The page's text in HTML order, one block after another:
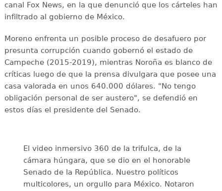
canal Fox News, en la que denunció que los cárteles han
infiltrado al gobierno de México.
Moreno enfrenta un posible proceso de desafuero por
presunta corrupción cuando gobernó el estado de
Campeche (2015-2019), mientras Noroña es blanco de
críticas luego de que la prensa divulgara que posee una
casa valorada en unos 640.000 dólares. "No tengo
obligación personal de ser austero", se defendió en
estos días el presidente del Senado.
El video inmersivo 360 de la trifulca, de la
cámara húngara, que se dio en el honorable
Senado de la República. Nuestro políticos
multicolores, un orgullo para México. Notaron